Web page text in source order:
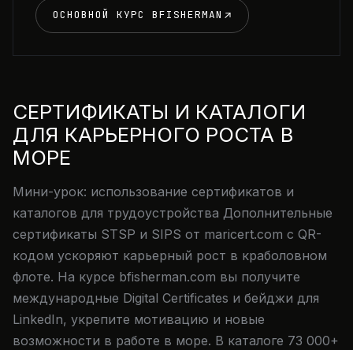
ОСНОВНОЙ КУРС BFISHERMAN
СЕРТИФИКАТЫ И КАТАЛОГИ
ДЛЯ КАРЬЕРНОГО РОСТА В
МОРЕ
Мини-урок: использование сертификатов и
каталогов для трудоустройства Дополнительные
сертификаты STSP и SIPS от maricert.com с QR-
кодом ускоряют карьерный рост в краболовном
флоте. На курсе bfisherman.com вы получите
международные Digital Certificates и бейджи для
LinkedIn, укрепите мотивацию и новые
возможности в работе в море. В каталоге 73 000+